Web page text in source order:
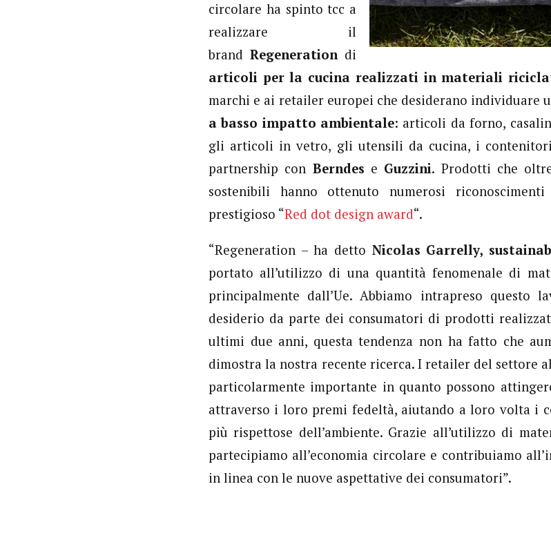
circolare ha spinto tcc a
realizzare il
brandRegeneration di
articoli per la cucina realizzati in materiali
marchi e ai retailer europei che desiderano individuare
a basso impatto ambientale: articoli da forno,
gli articoli in vetro, gli utensili da cucina, i
partnership con Berndes e Guzzini. Prodotti che
sostenibili hanno ottenuto numerosi
prestigioso “Red dot design award“.
“Regeneration – ha detto Nicolas Garrelly,
portato all’utilizzo di una quantità fenomenale di
principalmente dall’Ue. Abbiamo intrapreso questo
desiderio da parte dei consumatori di prodotti
ultimi due anni, questa tendenza non ha fatto che
dimostra la nostra recente ricerca. I retailer del settore
particolarmente importante in quanto possono
attraverso i loro premi fedeltà, aiutando a loro volta i
più rispettose dell’ambiente. Grazie all’utilizzo di
partecipiamo all’economia circolare e contribuiamo
in linea con le nuove aspettative dei consumatori”.